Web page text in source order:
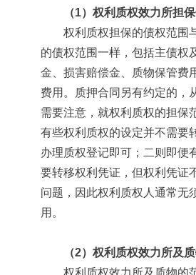
（1）权利质权效力所担保
权利质权担保的债权范围
的债权范围一样，包括主债权
金、损害赔偿金、质物保管费
费用。质押合同另有约定的，
需要注意，就权利质权的担保
有些权利质权的设定并不需要
办理质权登记即可；二则即便
要转移权利凭证，但权利凭证
问题，因此权利质权人通常无
用。
（2）权利质权效力所及质
权利质权效力所及质物的